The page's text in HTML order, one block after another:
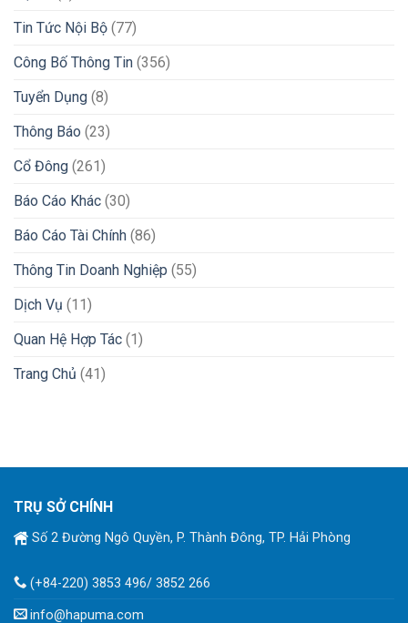
Tin Tức Nội Bộ (77)
Công Bố Thông Tin (356)
Tuyển Dụng (8)
Thông Báo (23)
Cổ Đông (261)
Báo Cáo Khác (30)
Báo Cáo Tài Chính (86)
Thông Tin Doanh Nghiệp (55)
Dịch Vụ (11)
Quan Hệ Hợp Tác (1)
Trang Chủ (41)
TRỤ SỞ CHÍNH
Số 2 Đường Ngô Quyền, P. Thành Đông, TP. Hải Phòng
(+84-220) 3853 496/ 3852 266
info@hapuma.com